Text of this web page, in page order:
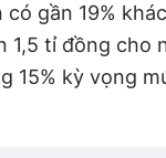
gần 19%
1,5 tỉ đồng cho
15% kỳ vọng